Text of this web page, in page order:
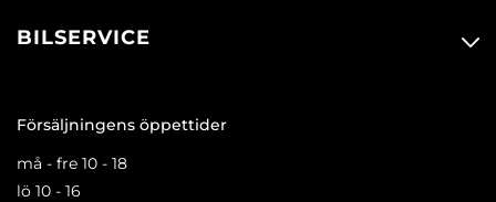
BILSERVICE
Försäljningens öppettider
må - fre 10 - 18
lö 10 - 16